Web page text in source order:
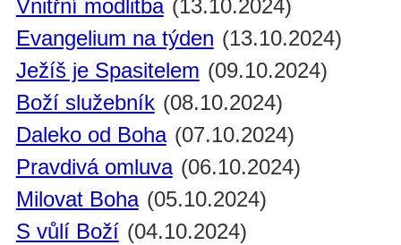
Vnitřní modlitba (13.10.2024)
Evangelium na týden (13.10.2024)
Ježíš je Spasitelem (09.10.2024)
Boží služebník (08.10.2024)
Daleko od Boha (07.10.2024)
Pravdivá omluva (06.10.2024)
Milovat Boha (05.10.2024)
S vůlí Boží (04.10.2024)